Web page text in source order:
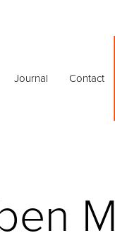
Journal Contact